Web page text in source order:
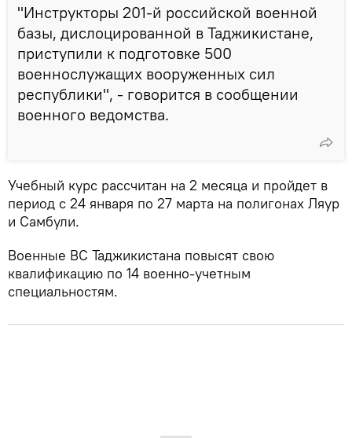
"Инструкторы 201-й российской военной
базы, дислоцированной в Таджикистане,
приступили к подготовке 500
военнослужащих вооруженных сил
республики", - говорится в сообщении
военного ведомства.
Учебный курс рассчитан на 2 месяца и пройдет в
период с 24 января по 27 марта на полигонах Ляур
и Самбули.
Военные ВС Таджикистана повысят свою
квалификацию по 14 военно-учетным
специальностям.